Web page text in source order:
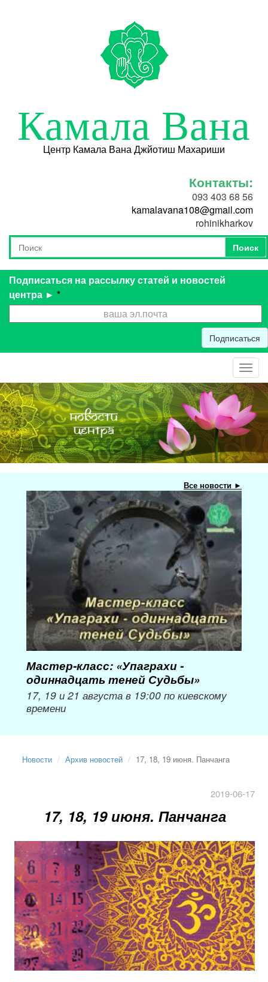
Камала Вана
Центр Камала Вана Джйотиш Махариши
Контакты:
093 403 68 56
kamalavana108@gmail.com
rohinikharkov
Форма поиска
Поиск
Поиск
Подписаться на рассылку статей и новостей
центра ► *
Подписаться
Все новости ►
Мастер-класс: «Упаграхи -
одиннадцать теней Судьбы»
17, 19 и 21 августа в 19:00 по киевскому
времени
Новости Архив новостей 17, 18, 19 июня. Панчанга
2019-06-17
17, 18, 19 июня. Панчанга